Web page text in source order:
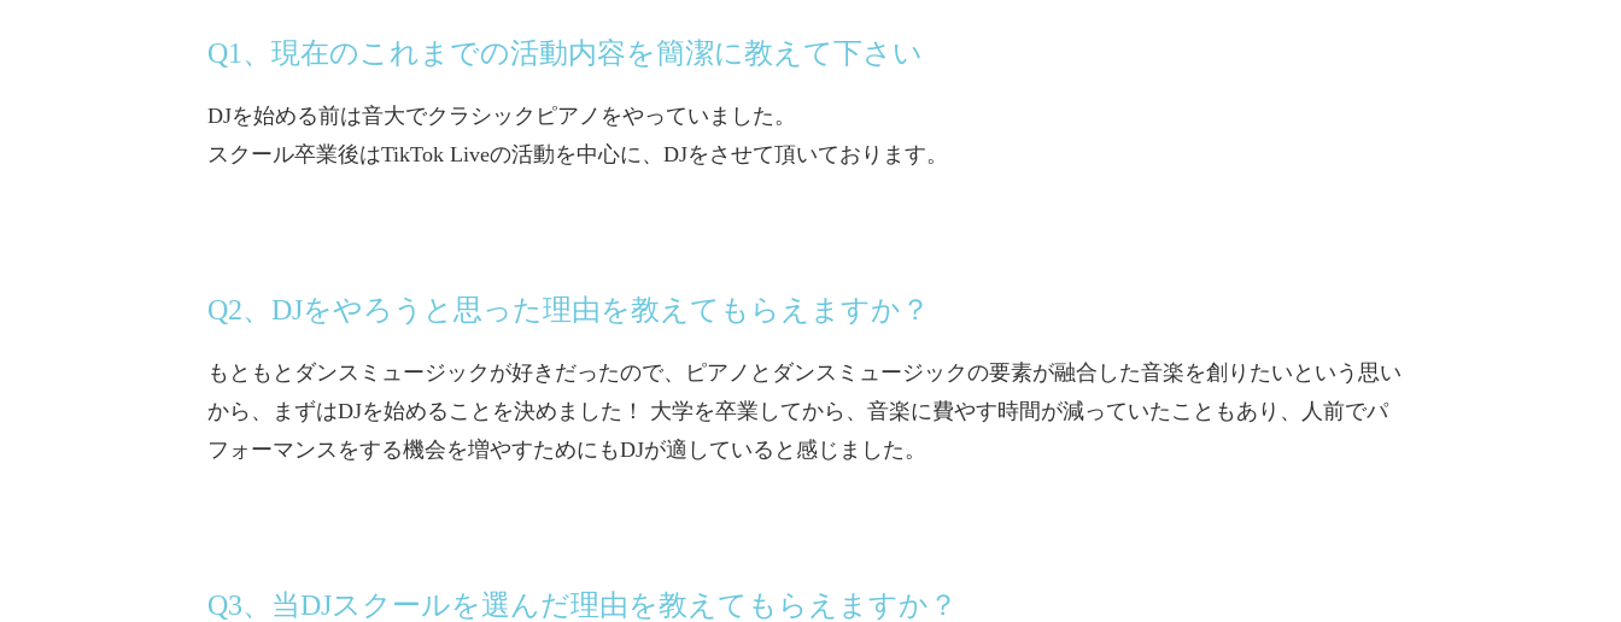
Q1、現在のこれまでの活動内容を簡潔に教えて下さい
DJを始める前は音大でクラシックピアノをやっていました。
スクール卒業後はTikTok Liveの活動を中心に、DJをさせて頂いております。
Q2、DJをやろうと思った理由を教えてもらえますか？
もともとダンスミュージックが好きだったので、ピアノとダンスミュージックの要素が融合した音楽を創りたいという思い
から、まずはDJを始めることを決めました！ 大学を卒業してから、音楽に費やす時間が減っていたこともあり、人前でパ
フォーマンスをする機会を増やすためにもDJが適していると感じました。
Q3、当DJスクールを選んだ理由を教えてもらえますか？